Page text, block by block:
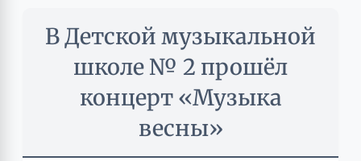
В Детской музыкальной
школе № 2 прошёл
концерт «Музыка
весны»